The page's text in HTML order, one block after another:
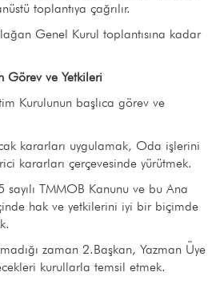
toplantıya çağrılır.
Genel Kurul toplantısına kadar
Görev ve Yetkileri
Kurulunun başlıca görev ve
kararları uygulamak, Oda işlerini
kararları çerçevesinde yürütmek.
TMMOB Kanunu ve bu Ana
hak ve yetkilerini iyi bir biçimde
zaman 2.Başkan, Yazman Üye
kurullarla temsil etmek.